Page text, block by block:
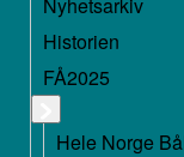
Historien
FÅ2025
Hele Norge